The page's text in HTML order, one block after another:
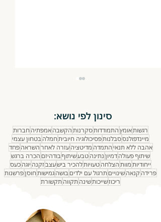
נתינה ואכפתיות
סינון לפי נושא:
רגשותאומץהתמודדותסקרנותהקשבהאמפתיה חברות
מיינדפולנססבלנותפסיכולוגיה חיוביתחמלהבטחון עצמי
אהבה ללא תנאי התמדה מדיטציה עזרה לאחרהשראה פחד
שיתוף פעולהדמיוןנתינהטבעשיתוףבודהיזםהכרה ברגש
ייחודיותמוותהצלחהטעויותלהכיר בישעצבזקנה יוגהכעס
פרידה קנאהשינוייםתרגול עם ילדיםבושהגמישותחוסןפרשנות
ריכוזשייכותשינה תקווה תקשורת